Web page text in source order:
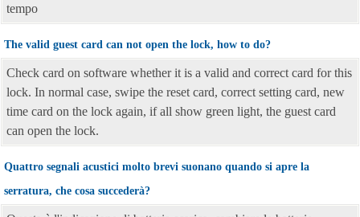
tempo
The valid guest card can not open the lock, how to do?
Check card on software whether it is a valid and correct card for this
lock. In normal case, swipe the reset card, correct setting card, new
time card on the lock again, if all show green light, the guest card
can open the lock.
Quattro segnali acustici molto brevi suonano quando si apre la
serratura, che cosa succederà?